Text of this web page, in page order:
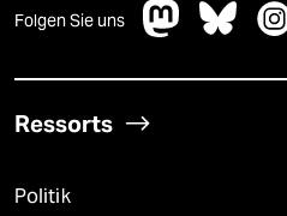
Folgen Sie uns
Ressorts
Politik